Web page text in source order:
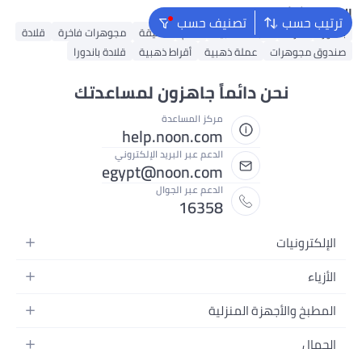
ترتيب حسب تصنيف حسب البحث الشائع
باندورا أقراط سبائك ذهبية خاتم تعليقة مجوهرات فاخرة
قلادة
صندوق مجوهرات
عملة ذهبية أقراط ذهبية قلادة باندورا
نحن دائماً جاهزون لمساعدتك
مركز المساعدة
help.noon.com
الدعم عبر البريد الإلكتروني
egypt@noon.com
الدعم عبر الجوال
16358
الإلكترونيات
الهواتف المتحركة
أجهزة الكمبيوتر المحمولة
الأجهزة المنزلية
الأزياء
أزياء نسائية
المطبخ والأجهزة المنزلية
المطبخ وأدوات الطعام